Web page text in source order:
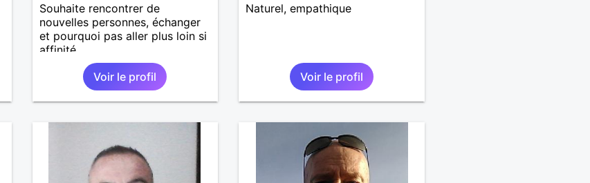
Souhaite rencontrer de
nouvelles personnes, échanger
et pourquoi pas aller plus loin si
affinité...
Voir le profil
Naturel, empathique
Voir le profil